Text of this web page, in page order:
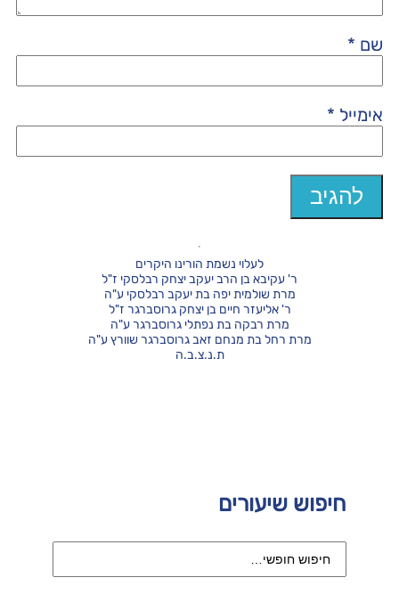
שם *
אימייל *
חיפוש שיעורים
לעלוי נשמת הורינו היקרים
ר' עקיבא בן הרב יעקב יצחק רבלסקי ז"ל
מרת שולמית יפה בת יעקב רבלסקי ע"ה
ר' אליעזר חיים בן יצחק גרוסברגר ז"ל
מרת רבקה בת נפתלי גרוסברגר ע"ה
מרת רחל בת מנחם זאב גרוסברגר שוורץ ע"ה
ת.נ.צ.ב.ה